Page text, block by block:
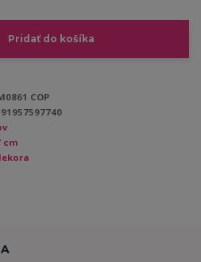
Pridať do košíka
COP
cm